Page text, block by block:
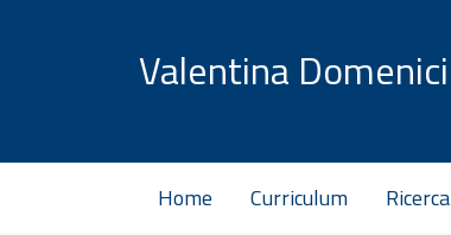
Valentina Domenici
Home Curriculum Ricerca